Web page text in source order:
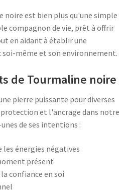
noire est bien plus qu'une simple
compagnon de vie, prêt à offrir
en aidant à établir une
soi-même et son environnement.
de Tourmaline noire
pierre puissante pour diverses
et l'ancrage dans notre
de ses intentions :
énergies négatives
présent
confiance en soi